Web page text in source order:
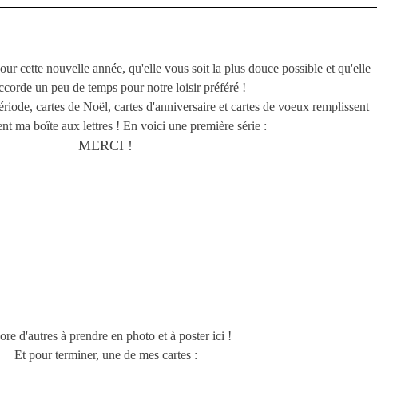
cette nouvelle année, qu'elle vous soit la plus douce possible et qu'elle
un peu de temps pour notre loisir préféré !
cartes de Noël, cartes d'anniversaire et cartes de voeux remplissent
ma boîte aux lettres ! En voici une première série :
MERCI !
d'autres à prendre en photo et à poster ici !
Et pour terminer, une de mes cartes :